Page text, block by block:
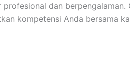
dan berpengalaman.
kompetensi Anda bersama